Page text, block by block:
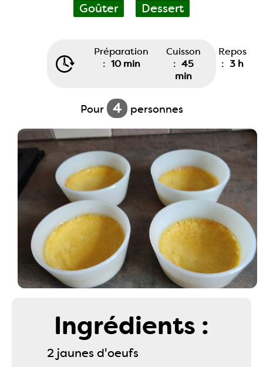
Goûter
Dessert
Préparation
: 10 min
Cuisson
: 45
min
Repos
: 3 h
Pour 4 personnes
Ingrédients :
2 jaunes d'oeufs